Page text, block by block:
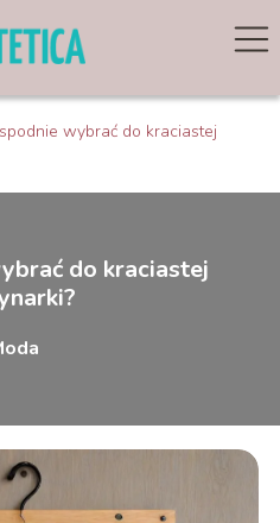
wybrać do kraciastej
do kraciastej